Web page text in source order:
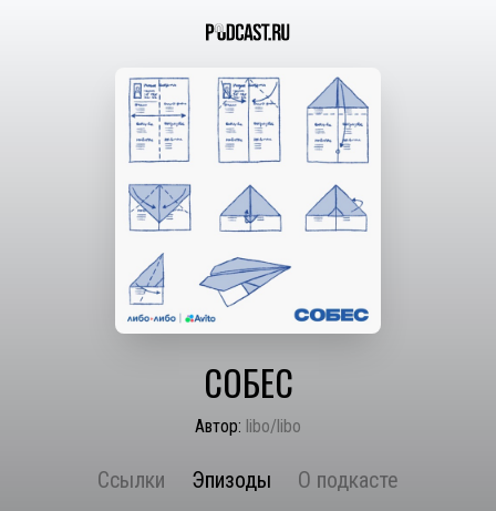
СОБЕС
Автор: libo/libo
Ссылки Эпизоды О подкасте